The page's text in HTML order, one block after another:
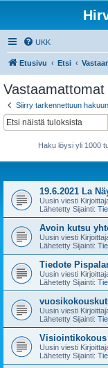
UKK
Etusivu Etsi
Vastaamattomat
Siirry tarkennettuun hakuun
Haku löysi yli 1000
19.6.2021 La
Uusin viesti
Lähetetty Sijainti:
Avoin kutsu
Uusin viesti
Lähetetty Sijainti:
Tiedote
Uusin viesti
Lähetetty Sijainti:
Uusin viesti
Lähetetty Sijainti:
Visiointikokous
Uusin viesti
Lähetetty Sijainti: